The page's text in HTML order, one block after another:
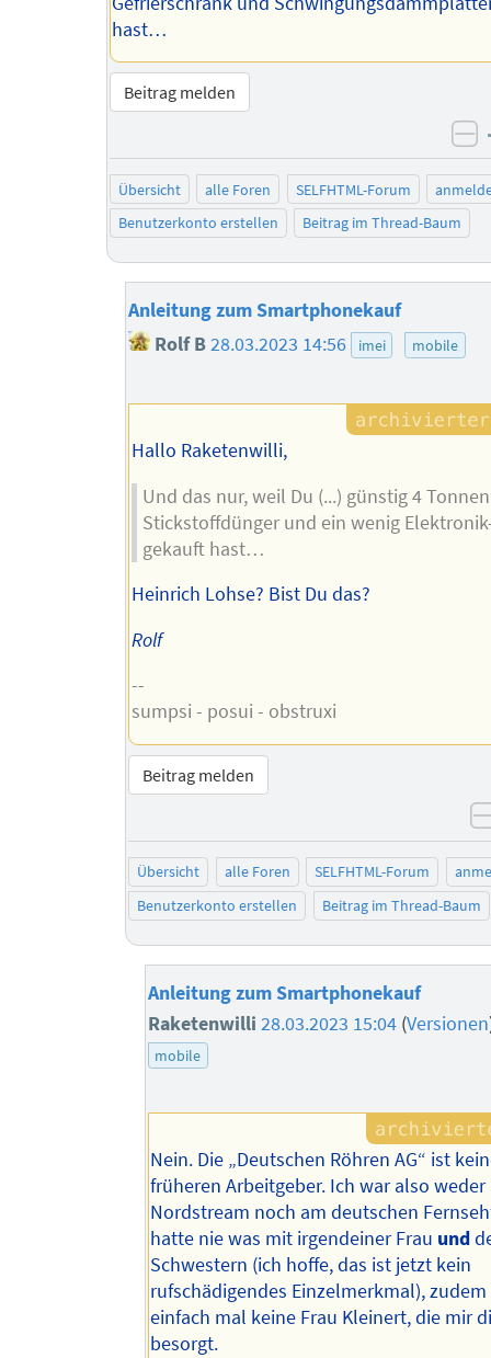
hast…
Beitrag melden
Übersicht alle Foren SELFHTML-Forum
Benutzerkonto erstellen
Beitrag im Thread-Baum
Anleitung zum Smartphonekauf
Rolf B28.03.2023 14:56 imei mobile
Hallo Raketenwilli,
Und das nur, weil Du (...) günstig 4 Tonnen
Stickstoffdünger und ein wenig
gekauft hast…
Heinrich Lohse? Bist Du das?
Rolf
--
sumpsi - posui - obstruxi
Beitrag melden
Übersicht alle Foren SELFHTML-Forum
Benutzerkonto erstellen
Beitrag im Thread-Baum
Anleitung zum Smartphonekauf
Raketenwilli 28.03.2023 15:04 (Versionen
mobile
Nein. Die „Deutschen Röhren AG“ ist
früheren Arbeitgeber. Ich war also weder
Nordstream noch am deutschen
hatte nie was mit irgendeiner Frau und
Schwestern (ich hoffe, das ist jetzt kein
rufschädigendes Einzelmerkmal),
einfach mal keine Frau Kleinert, die mir
besorgt.